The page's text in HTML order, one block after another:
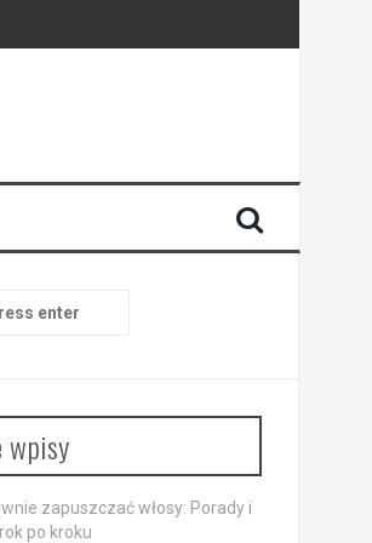
wpisy
zapuszczać włosy: Porady i
po kroku